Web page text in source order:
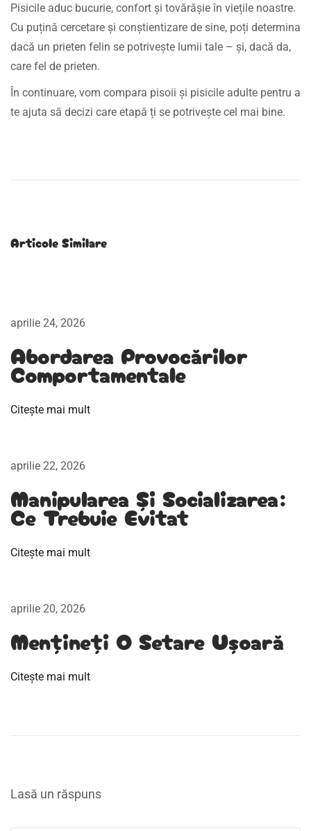
Pisicile aduc bucurie, confort și tovărășie în viețile noastre.
Cu puțină cercetare și conștientizare de sine, poți determina
dacă un prieten felin se potrivește lumii tale – și, dacă da,
care fel de prieten.
În continuare, vom compara pisoii și pisicile adulte pentru a
te ajuta să decizi care etapă ți se potrivește cel mai bine.
e
i
o
i
i
t
e
n
r
s
t
Articole Similare
aprilie 24, 2026
Abordarea Provocărilor
Comportamentale
Citește mai mult
aprilie 22, 2026
Manipularea Și Socializarea:
Ce Trebuie Evitat
Citește mai mult
aprilie 20, 2026
Mențineți O Setare Ușoară
Citește mai mult
Lasă un răspuns